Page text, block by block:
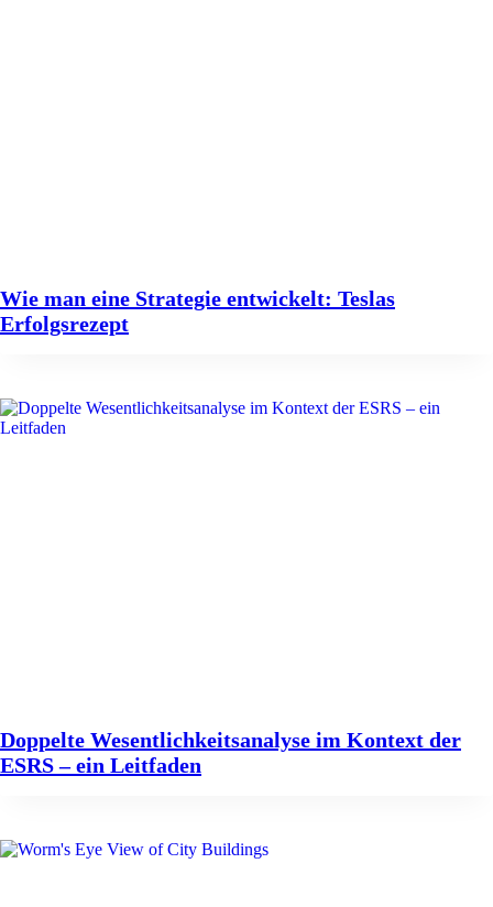
Wie man eine Strategie entwickelt: Teslas
Erfolgsrezept
Doppelte Wesentlichkeitsanalyse im Kontext der
ESRS – ein Leitfaden